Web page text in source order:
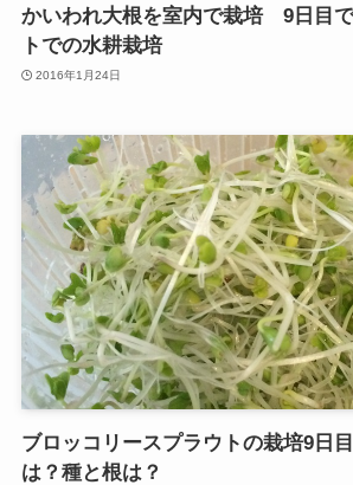
かいわれ大根を室内で栽培 9日目
トでの水耕栽培
2016年1月24日
ブロッコリースプラウトの栽培9日
は？種と根は？